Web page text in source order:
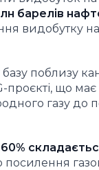
барелів
видобутку
поблизу
проєкті, що
газу до
60%
посилення